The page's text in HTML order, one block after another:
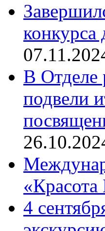
конкурса
В Отделе
подвели
4